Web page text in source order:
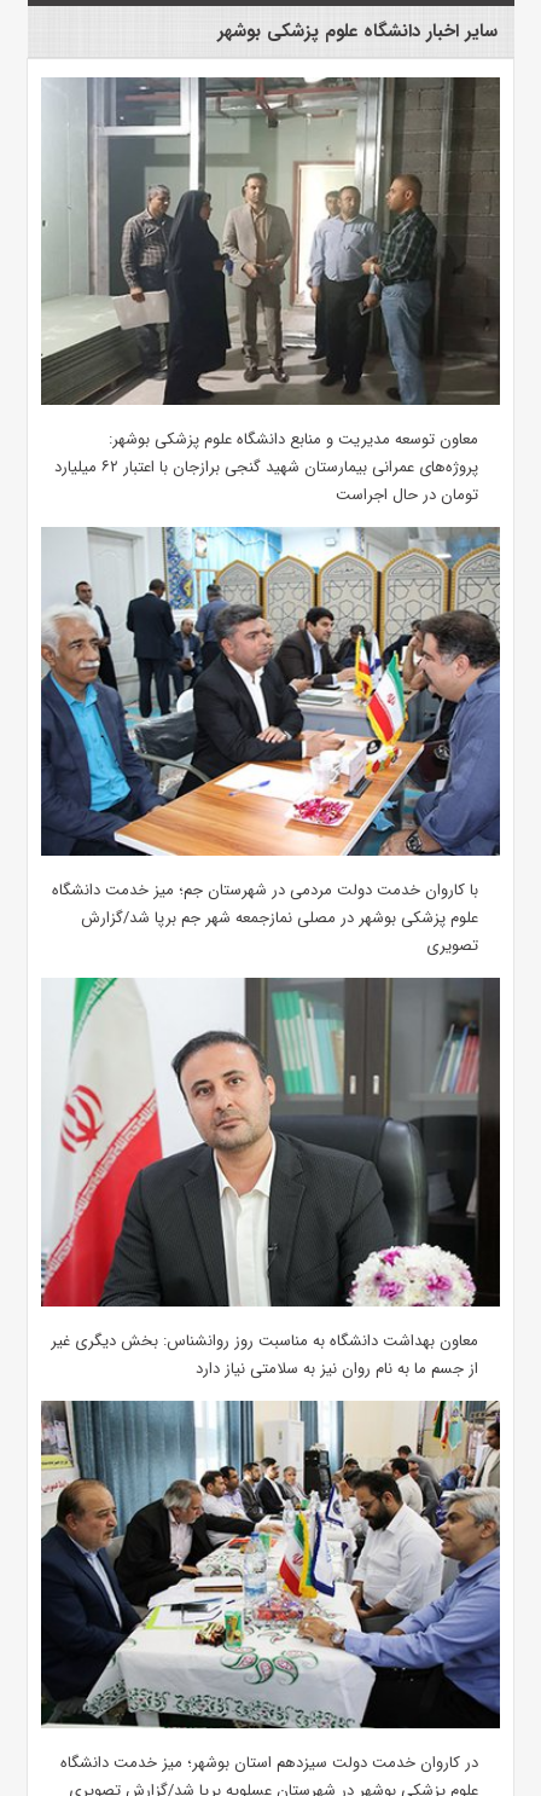
سایر اخبار دانشگاه علوم پزشکی بوشهر
معاون توسعه مدیریت و منابع دانشگاه علوم پزشکی بوشهر:
پروژه‌های عمرانی بیمارستان شهید گنجی برازجان با اعتبار ۶۲ میلیارد
تومان در حال اجراست
با کاروان خدمت دولت مردمی در شهرستان جم؛ میز خدمت دانشگاه
علوم پزشکی بوشهر در مصلی نمازجمعه شهر جم برپا شد/گزارش
تصویری
معاون بهداشت دانشگاه به مناسبت روز روانشناس: بخش دیگری غیر
از جسم ما به نام روان نیز به سلامتی نیاز دارد
در کاروان خدمت دولت سیزدهم استان بوشهر؛ میز خدمت دانشگاه
علوم پزشکی بوشهر در شهرستان عسلویه برپا شد/گزارش تصویری